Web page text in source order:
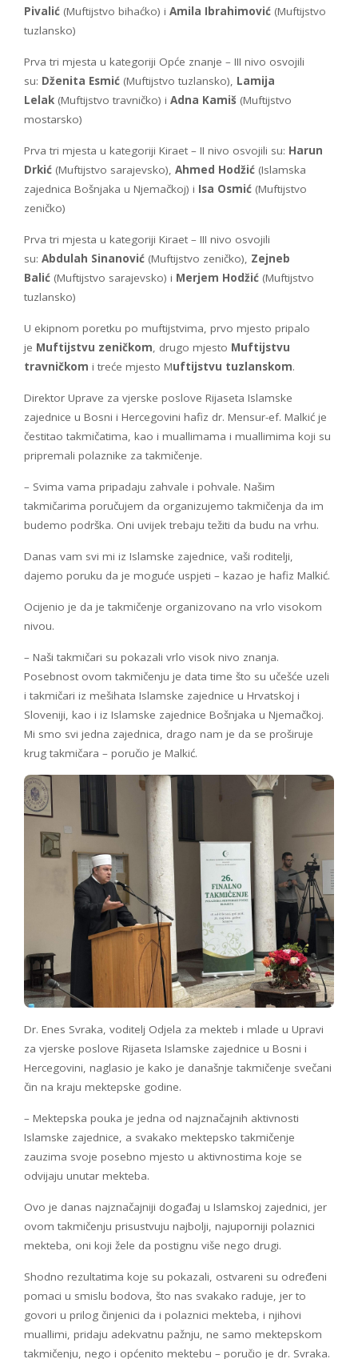
Pivalić (Muftijstvo bihaćko) i Amila Ibrahimović (Muftijstvo
tuzlansko)
Prva tri mjesta u kategoriji Opće znanje – III nivo osvojili
su: Dženita Esmić (Muftijstvo tuzlansko), Lamija
Lelak (Muftijstvo travničko) i Adna Kamiš (Muftijstvo
mostarsko)
Prva tri mjesta u kategoriji Kiraet – II nivo osvojili su: Harun
Drkić (Muftijstvo sarajevsko), Ahmed Hodžić (Islamska
zajednica Bošnjaka u Njemačkoj) i Isa Osmić (Muftijstvo
zeničko)
Prva tri mjesta u kategoriji Kiraet – III nivo osvojili
su: Abdulah Sinanović (Muftijstvo zeničko), Zejneb
Balić (Muftijstvo sarajevsko) i Merjem Hodžić (Muftijstvo
tuzlansko)
U ekipnom poretku po muftijstvima, prvo mjesto pripalo
je Muftijstvu zeničkom, drugo mjesto Muftijstvu
travničkom i treće mjesto Muftijstvu tuzlanskom.
Direktor Uprave za vjerske poslove Rijaseta Islamske
zajednice u Bosni i Hercegovini hafiz dr. Mensur-ef. Malkić je
čestitao takmičatima, kao i muallimama i muallimima koji su
pripremali polaznike za takmičenje.
– Svima vama pripadaju zahvale i pohvale. Našim
takmičarima poručujem da organizujemo takmičenja da im
budemo podrška. Oni uvijek trebaju težiti da budu na vrhu.
Danas vam svi mi iz Islamske zajednice, vaši roditelji,
dajemo poruku da je moguće uspjeti – kazao je hafiz Malkić.
Ocijenio je da je takmičenje organizovano na vrlo visokom
nivou.
– Naši takmičari su pokazali vrlo visok nivo znanja.
Posebnost ovom takmičenju je data time što su učešće uzeli
i takmičari iz mešihata Islamske zajednice u Hrvatskoj i
Sloveniji, kao i iz Islamske zajednice Bošnjaka u Njemačkoj.
Mi smo svi jedna zajednica, drago nam je da se proširuje
krug takmičara – poručio je Malkić.
Dr. Enes Svraka, voditelj Odjela za mekteb i mlade u Upravi
za vjerske poslove Rijaseta Islamske zajednice u Bosni i
Hercegovini, naglasio je kako je današnje takmičenje svečani
čin na kraju mektepske godine.
– Mektepska pouka je jedna od najznačajnih aktivnosti
Islamske zajednice, a svakako mektepsko takmičenje
zauzima svoje posebno mjesto u aktivnostima koje se
odvijaju unutar mekteba.
Ovo je danas najznačajniji događaj u Islamskoj zajednici, jer
ovom takmičenju prisustvuju najbolji, najuporniji polaznici
mekteba, oni koji žele da postignu više nego drugi.
Shodno rezultatima koje su pokazali, ostvareni su određeni
pomaci u smislu bodova, što nas svakako raduje, jer to
govori u prilog činjenici da i polaznici mekteba, i njihovi
muallimi, pridaju adekvatnu pažnju, ne samo mektepskom
takmičenju, nego i općenito mektebu – poručio je dr. Svraka.